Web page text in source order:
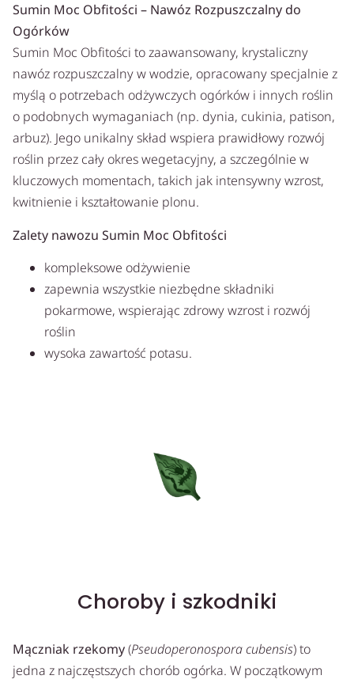
Sumin Moc Obfitości – Nawóz Rozpuszczalny do
Ogórków
Sumin Moc Obfitości to zaawansowany, krystaliczny
nawóz rozpuszczalny w wodzie, opracowany specjalnie z
myślą o potrzebach odżywczych ogórków i innych roślin
o podobnych wymaganiach (np. dynia, cukinia, patison,
arbuz). Jego unikalny skład wspiera prawidłowy rozwój
roślin przez cały okres wegetacyjny, a szczególnie w
kluczowych momentach, takich jak intensywny wzrost,
kwitnienie i kształtowanie plonu.
Zalety nawozu Sumin Moc Obfitości
kompleksowe odżywienie
zapewnia wszystkie niezbędne składniki
pokarmowe, wspierając zdrowy wzrost i rozwój
roślin
wysoka zawartość potasu.
Choroby i szkodniki
Mączniak rzekomy(Pseudoperonospora cubensis) to
jedna z najczęstszych chorób ogórka. W początkowym